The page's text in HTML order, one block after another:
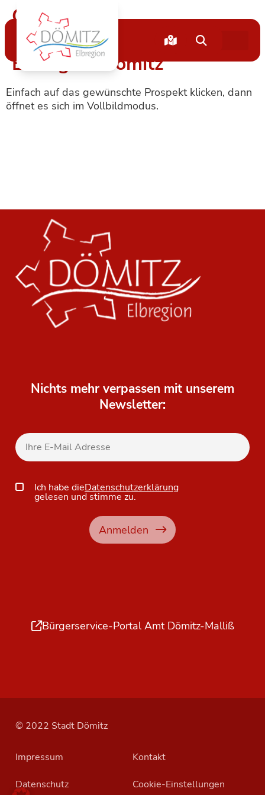
Categories:
Informationsmaterial der
Elbregion Dömitz
Einfach auf das gewünschte Prospekt klicken, dann
öffnet es sich im Vollbildmodus.
Nichts mehr verpassen mit unserem
Newsletter:
Anmelden
Ich habe dieDatenschutzerklärung
gelesen und stimme zu.
Bürgerservice-Portal Amt Dömitz-Malliß
© 2022 Stadt Dömitz
Impressum Kontakt
Datenschutz Cookie-Einstellungen